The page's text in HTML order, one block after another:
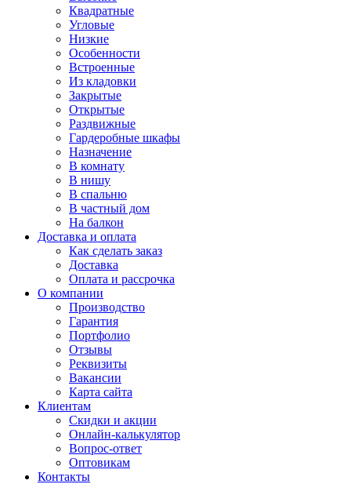
Квадратные
Угловые
Низкие
Особенности
Встроенные
Из кладовки
Закрытые
Открытые
Раздвижные
Гардеробные шкафы
Назначение
В комнату
В нишу
В спальню
В частный дом
На балкон
Доставка и оплата
Как сделать заказ
Доставка
Оплата и рассрочка
О компании
Производство
Гарантия
Портфолио
Отзывы
Реквизиты
Вакансии
Карта сайта
Клиентам
Скидки и акции
Онлайн-калькулятор
Вопрос-ответ
Оптовикам
Контакты